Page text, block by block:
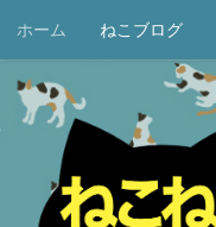
コンテンツへスキップ
ホーム ねこブログ